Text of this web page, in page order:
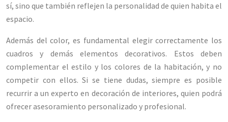
sí, sino que también reflejen la personalidad de quien habita el
espacio.
Además del color, es fundamental elegir correctamente los
cuadros y demás elementos decorativos. Estos deben
complementar el estilo y los colores de la habitación, y no
competir con ellos. Si se tiene dudas, siempre es posible
recurrir a un experto en decoración de interiores, quien podrá
ofrecer asesoramiento personalizado y profesional.